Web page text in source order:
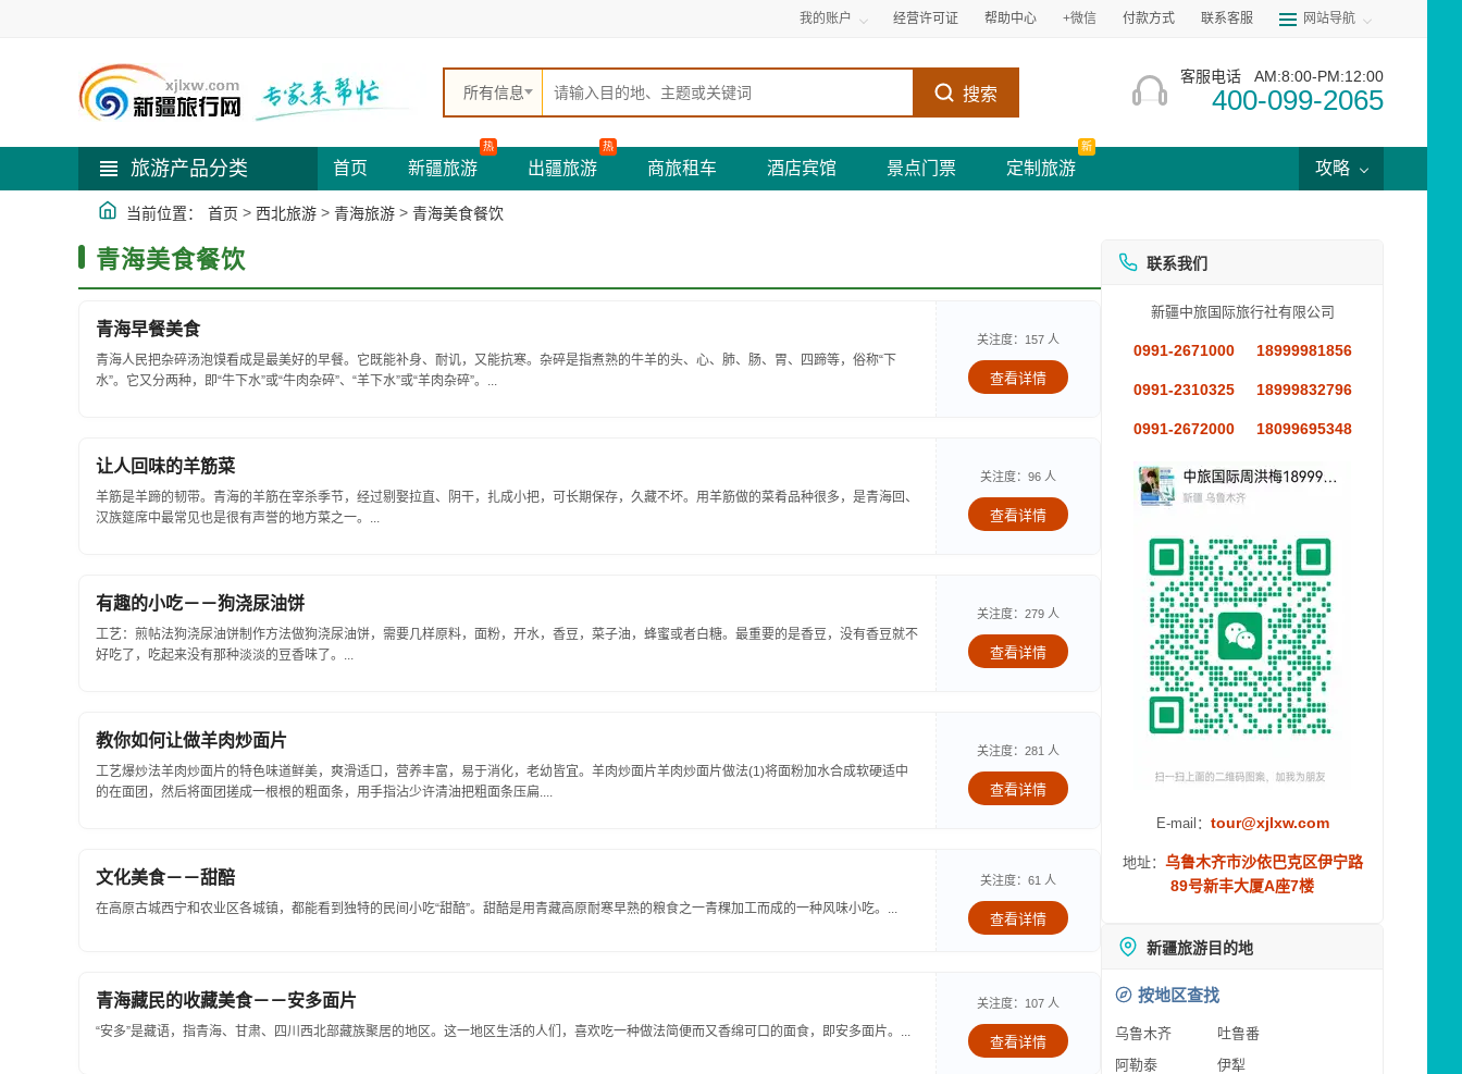
我的账户 经营许可证 帮助中心 +微信 付款方式 联系客服 网站导航
所有信息 搜索
客服电话 AM:8:00-PM:12:00
400-099-2065
旅游产品分类 首页 新疆旅游
热
出疆旅游
热
商旅租车 酒店宾馆 景点门票 定制旅游
新
攻略
当前位置： 首页 > 西北旅游 > 青海旅游 > 青海美食餐饮
青海美食餐饮
青海早餐美食
青海人民把杂碎汤泡馍看成是最美好的早餐。它既能补身、耐讥，又能抗寒。杂碎是指煮熟的牛羊的头、心、肺、肠、胃、四蹄等，俗称“下
水”。它又分两种，即“牛下水”或“牛肉杂碎”、“羊下水”或“羊肉杂碎”。...
关注度：157 人
查看详情
让人回味的羊筋菜
羊筋是羊蹄的韧带。青海的羊筋在宰杀季节，经过剔娶拉直、阴干，扎成小把，可长期保存，久藏不坏。用羊筋做的菜肴品种很多，是青海回、
汉族筵席中最常见也是很有声誉的地方菜之一。...
关注度：96 人
查看详情
有趣的小吃－－狗浇尿油饼
工艺：煎帖法狗浇尿油饼制作方法做狗浇尿油饼，需要几样原料，面粉，开水，香豆，菜子油，蜂蜜或者白糖。最重要的是香豆，没有香豆就不
好吃了，吃起来没有那种淡淡的豆香味了。...
关注度：279 人
查看详情
教你如何让做羊肉炒面片
工艺爆炒法羊肉炒面片的特色味道鲜美，爽滑适口，营养丰富，易于消化，老幼皆宜。羊肉炒面片羊肉炒面片做法(1)将面粉加水合成软硬适中
的在面团，然后将面团搓成一根根的粗面条，用手指沾少许清油把粗面条压扁....
关注度：281 人
查看详情
文化美食－－甜醅
在高原古城西宁和农业区各城镇，都能看到独特的民间小吃“甜醅”。甜醅是用青藏高原耐寒早熟的粮食之一青稞加工而成的一种风味小吃。...
关注度：61 人
查看详情
青海藏民的收藏美食－－安多面片
“安多”是藏语，指青海、甘肃、四川西北部藏族聚居的地区。这一地区生活的人们，喜欢吃一种做法简便而又香绵可口的面食，即安多面片。...
关注度：107 人
查看详情
联系我们
新疆中旅国际旅行社有限公司
0991-2671000 18999981856
0991-2310325 18999832796
0991-2672000 18099695348
E-mail： tour@xjlxw.com
地址： 乌鲁木齐市沙依巴克区伊宁路
89号新丰大厦A座7楼
新疆旅游目的地
按地区查找
乌鲁木齐
吐鲁番
阿勒泰
伊犁